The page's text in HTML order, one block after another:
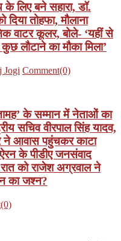
लिए बने सहारा, डॉ.
तोहफा, मौलाना
वाटर कूलर, बोले- ‘यहीं से
लौटाने का मौका मिला’
Jogi Comment(0)
के सम्मान में नेताओं का
सचिव वीरपाल सिंह यादव,
ने आवास पहुंचकर काटा
के पीडीए जनसंवाद
को राजेश अग्रवाल ने
का जश्न?